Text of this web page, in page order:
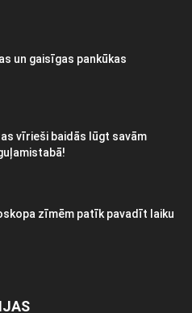
un gaisīgas pankūkas
vīrieši baidās lūgt savām
zīmēm patīk pavadīt laiku